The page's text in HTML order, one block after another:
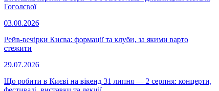
Гоголєвої
03.08.2026
Рейв-вечірки Києва: формації та клуби, за якими варто
стежити
29.07.2026
Що робити в Києві на вікенд 31 липня — 2 серпня: концерти,